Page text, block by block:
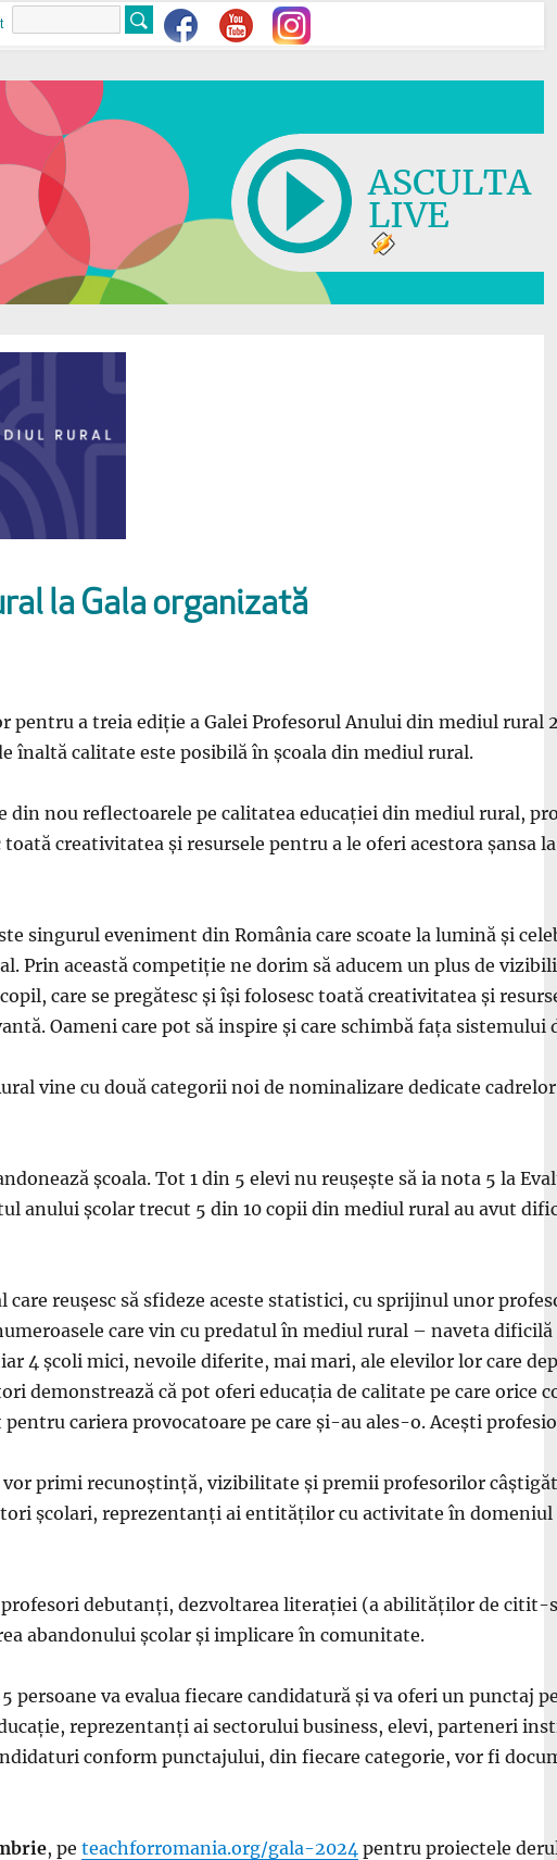
ASCULTA
LIVE
la Gala organizată
a treia ediție a Galei Profesorul Anului din mediul rural
înaltă calitate este posibilă în școala din mediul rural.
din nou reflectoarele pe calitatea educației din mediul rural,
creativitatea și resursele pentru a le oferi acestora
singurul eveniment din România care scoate la lumină și
Prin această competiție ne dorim să aducem un plus de
care se pregătesc și își folosesc toată creativitatea și
Oameni care pot să inspire și care schimbă fața sistemului
vine cu două categorii noi de nominalizare dedicate
școala. Tot 1 din 5 elevi nu reușește să ia nota 5 la
anului școlar trecut 5 din 10 copii din mediul rural au avut
care reușesc să sfideze aceste statistici, cu sprijinul unor
care vin cu predatul în mediul rural – naveta
4 școli mici, nevoile diferite, mai mari, ale elevilor lor care
demonstrează că pot oferi educația de calitate pe care orice
cariera provocatoare pe care și-au ales-o. Acești
primi recunoștință, vizibilitate și premii profesorilor
școlari, reprezentanți ai entităților cu activitate în
debutanți, dezvoltarea literației (a abilităților de
abandonului școlar și implicare în comunitate.
va evalua fiecare candidatură și va oferi un punctaj
reprezentanți ai sectorului business, elevi, parteneri
conform punctajului, din fiecare categorie, vor fi
, pe teachforromania.org/gala-2024 pentru proiectele